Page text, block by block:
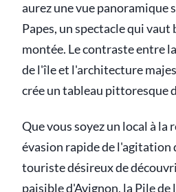
aurez une vue panoramique
Papes, un spectacle qui
montée. Le contraste entre
de l'île et l'architecture
crée un tableau pittoresque
Que vous soyez un local à la
évasion rapide de l'agitation
touriste désireux de
paisible d'Avignon, la Pile de